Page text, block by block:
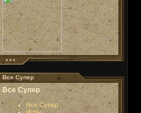
Все Супер
Все Супер
Все Супер